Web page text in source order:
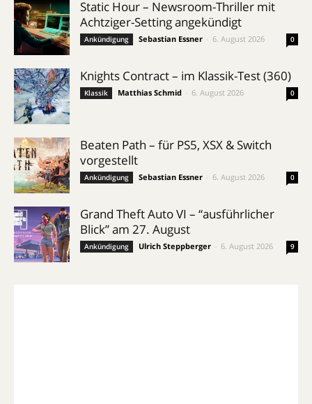
Static Hour – Newsroom-Thriller mit
Achtziger-Setting angekündigt
Ankündigung Sebastian Essner 6. August 2026 0
Knights Contract – im Klassik-Test (360)
Klassik Matthias Schmid 6. August 2026 0
Beaten Path – für PS5, XSX & Switch
vorgestellt
Ankündigung Sebastian Essner 6. August 2026 0
Grand Theft Auto VI – “ausführlicher
Blick” am 27. August
Ankündigung Ulrich Steppberger 6. August 2026 9